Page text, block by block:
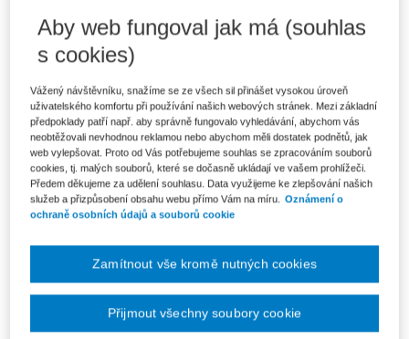
Krize jako příležitost (a nejen ve
Od 347 Kč
Efektivní porady. Jak si poradit
Od 296 Kč
Aby web fungoval jak má (souhlas
s cookies)
Vážený návštěvníku, snažíme se ze všech sil přinášet vysokou úroveň
uživatelského komfortu při používání našich webových stránek. Mezi základní
předpoklady patří např. aby správně fungovalo vyhledávání, abychom vás
neobtěžovali nevhodnou reklamou nebo abychom měli dostatek podnětů, jak
web vylepšovat. Proto od Vás potřebujeme souhlas se zpracováním souborů
cookies, tj. malých souborů, které se dočasně ukládají ve vašem prohlížeči.
Předem děkujeme za udělení souhlasu. Data využijeme ke zlepšování našich
služeb a přizpůsobení obsahu webu přímo Vám na míru.
Oznámení o
ochraně osobních údajů a souborů cookie
Zamítnout vše kromě nutných cookies
Přijmout všechny soubory cookie